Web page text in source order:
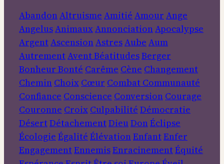
AbandonAltruisme Amitié Amour Ange
AngelusAnimauxAnnonciationApocalypse
ArgentAscensionAstresAube Aum
AutrementAventBéatitudesBerger
Bonheur Bonté Carême Cène Changement
Chemin Choix Cœur Combat Communauté
Confiance Conscience Conversion Courage
Couronne Croix Culpabilité Démocratie
DésertDétachementDieuDonÉclipse
Écologie Égalité ÉlévationEnfantEnfer
EngagementEnnemisEnracinementÉquité